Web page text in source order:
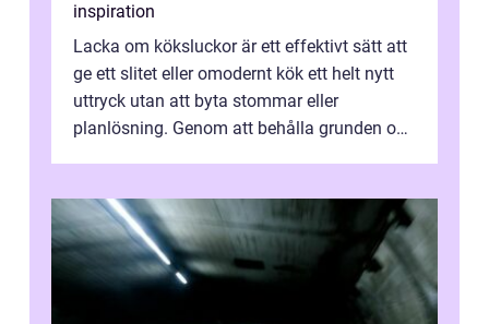
inspiration
Lacka om köksluckor är ett effektivt sätt att
ge ett slitet eller omodernt kök ett helt nytt
uttryck utan att byta stommar eller
planlösning. Genom att behålla grunden och